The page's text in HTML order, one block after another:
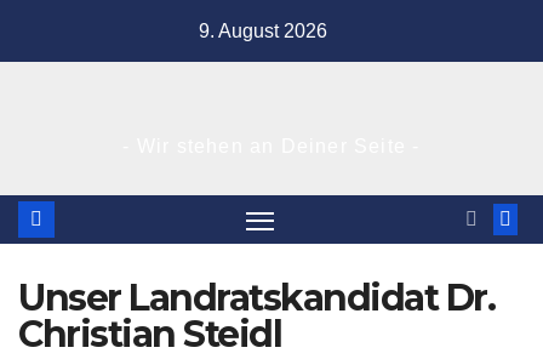
9. August 2026
Unser Landratskandidat Dr.
Christian Steidl